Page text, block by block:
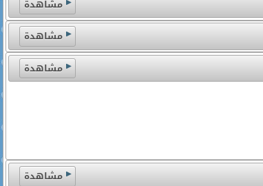
مشاهدة
مشاهدة
مشاهدة
مشاهدة